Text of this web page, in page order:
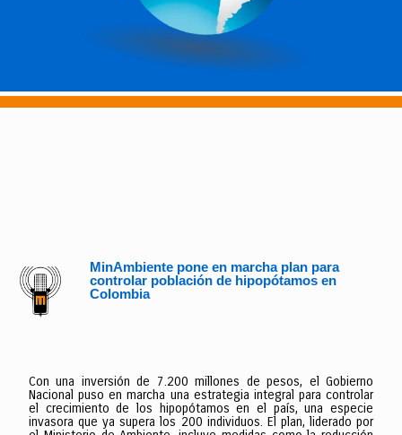
MinAmbiente pone en marcha plan para
controlar población de hipopótamos en
Colombia
Con una inversión de 7.200 millones de pesos, el Gobierno
Nacional puso en marcha una estrategia integral para controlar
el crecimiento de los hipopótamos en el país, una especie
invasora que ya supera los 200 individuos. El plan, liderado por